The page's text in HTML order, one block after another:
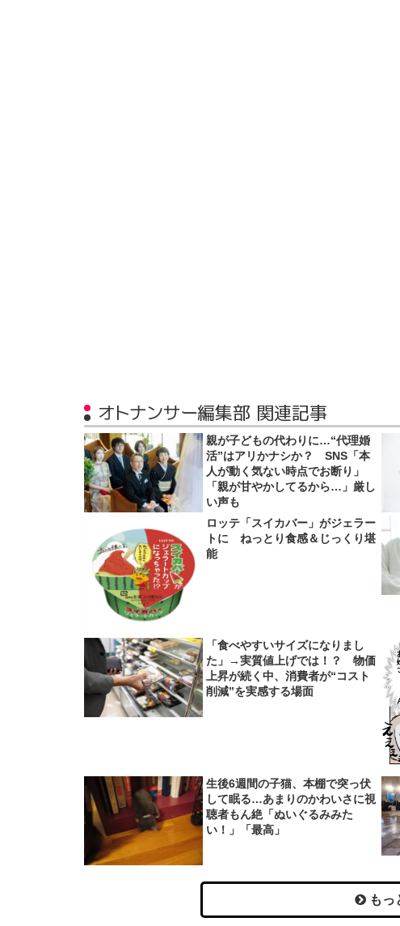
オトナンサー編集部 関連記事
親が子どもの代わりに…“代理婚
活”はアリかナシか？ SNS「本
人が動く気ない時点でお断り」
「親が甘やかしてるから…」厳し
い声も
ロッテ「スイカバー」がジェラー
トに ねっとり食感＆じっくり堪
能
「食べやすいサイズになりまし
た」→実質値上げでは！？ 物価
上昇が続く中、消費者が“コスト
削減”を実感する場面
生後6週間の子猫、本棚で突っ伏
して眠る…あまりのかわいさに視
聴者もん絶「ぬいぐるみみた
い！」「最高」
もっ